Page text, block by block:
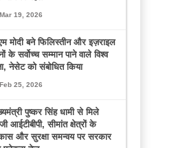
Mar 19, 2026
मोदी बने फिलिस्तीन और इज़राइल
के सर्वोच्च सम्मान पाने वाले विश्व
नेसेट को संबोधित किया
Feb 25, 2026
पुष्कर सिंह धामी से मिले
आईटीबीपी, सीमांत क्षेत्रों के
और सुरक्षा समन्वय पर सरकार